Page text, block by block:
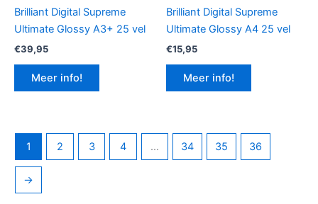
Brilliant Digital Supreme
Ultimate Glossy A3+ 25 vel
€39,95
Meer info!
Brilliant Digital Supreme
Ultimate Glossy A4 25 vel
€15,95
Meer info!
1 2 3 4 … 34 35 36
→